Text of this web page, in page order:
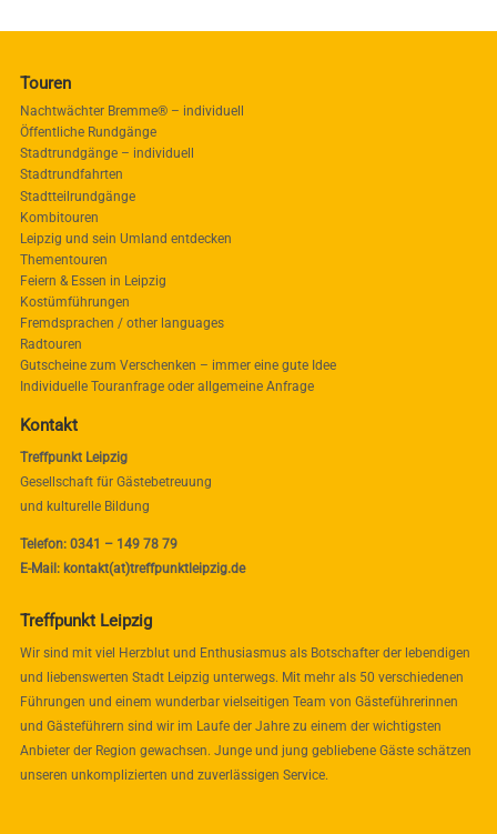
Touren
Nachtwächter Bremme® – individuell
Öffentliche Rundgänge
Stadtrundgänge – individuell
Stadtrundfahrten
Stadtteilrundgänge
Kombitouren
Leipzig und sein Umland entdecken
Thementouren
Feiern & Essen in Leipzig
Kostümführungen
Fremdsprachen / other languages
Radtouren
Gutscheine zum Verschenken – immer eine gute Idee
Individuelle Touranfrage oder allgemeine Anfrage
Kontakt
Treffpunkt Leipzig
Gesellschaft für Gästebetreuung
und kulturelle Bildung
Telefon: 0341 – 149 78 79
E-Mail: kontakt(at)treffpunktleipzig.de
Treffpunkt Leipzig
Wir sind mit viel Herzblut und Enthusiasmus als Botschafter der lebendigen
und liebenswerten Stadt Leipzig unterwegs. Mit mehr als 50 verschiedenen
Führungen und einem wunderbar vielseitigen Team von Gästeführerinnen
und Gästeführern sind wir im Laufe der Jahre zu einem der wichtigsten
Anbieter der Region gewachsen. Junge und jung gebliebene Gäste schätzen
unseren unkomplizierten und zuverlässigen Service.